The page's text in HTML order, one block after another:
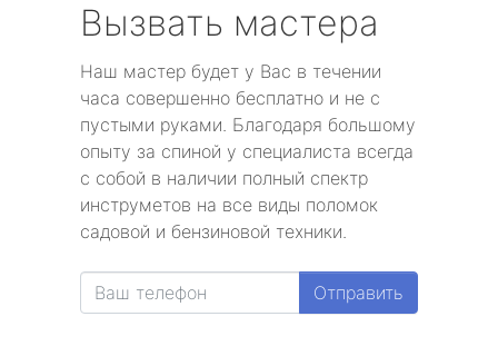
Вызвать мастера
Наш мастер будет у Вас в течении
часа совершенно бесплатно и не с
пустыми руками. Благодаря большому
опыту за спиной у специалиста всегда
с собой в наличии полный спектр
инструметов на все виды поломок
садовой и бензиновой техники.
Отправить